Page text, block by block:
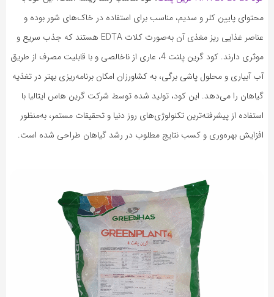
محتوای پایین کلر و سدیم، مناسب برای استفاده در خاک‌های شور بوده و
عناصر غذایی ریز مغذی آن به‌صورت کلات EDTA هستند که جذب سریع و
موثری دارند. کود گرین پلنت 4، عاری از ناخالصی و با قابلیت مصرف از طریق
آب آبیاری و محلول پاشی برگی، به کشاورزان امکان برنامه‌ریزی بهتر در تغذیه
گیاهان را می‌دهد. این کود، تولید شده توسط شرکت گرین هاس ایتالیا با
استفاده از پیشرفته‌ترین تکنولوژی‌های روز دنیا و تحقیقات مستمر، به‌منظور
افزایش بهره‌وری و کسب نتایج مطلوب در رشد گیاهان طراحی شده است.